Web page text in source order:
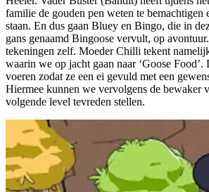
familie de gouden pen weten te bemachtigen
staan. En dus gaan Bluey en Bingo, die in
gans genaamd Bingoose vervult, op
tekeningen zelf. Moeder Chilli tekent
waarin we op jacht gaan naar ‘Goose
voeren zodat ze een ei gevuld met een
Hiermee kunnen we vervolgens de bewaker
volgende level tevreden stellen.